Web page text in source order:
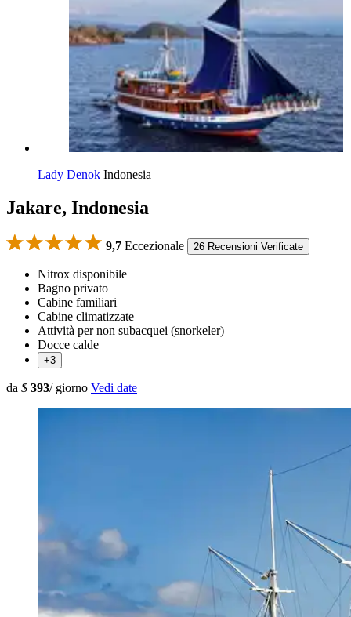
Lady Denok Indonesia
Jakare, Indonesia
9,7 Eccezionale 26 Recensioni Verificate
Nitrox disponibile
Bagno privato
Cabine familiari
Cabine climatizzate
Attività per non subacquei (snorkeler)
Docce calde
+3
da $ 393/ giorno Vedi date